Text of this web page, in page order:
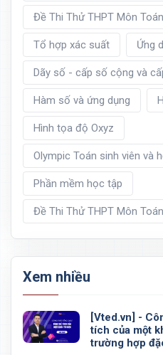
Đề Thi Thử THPT Môn
Tổ hợp xác suất Ứng
Dãy số - cấp số cộng và
Hàm số và ứng dụng
Hình tọa độ Oxyz
Olympic Toán sinh viên và
Phần mềm học tập
Đề Thi Thử THPT Môn
Xem nhiều
[Vted.vn] -
tích của một
trường hợp